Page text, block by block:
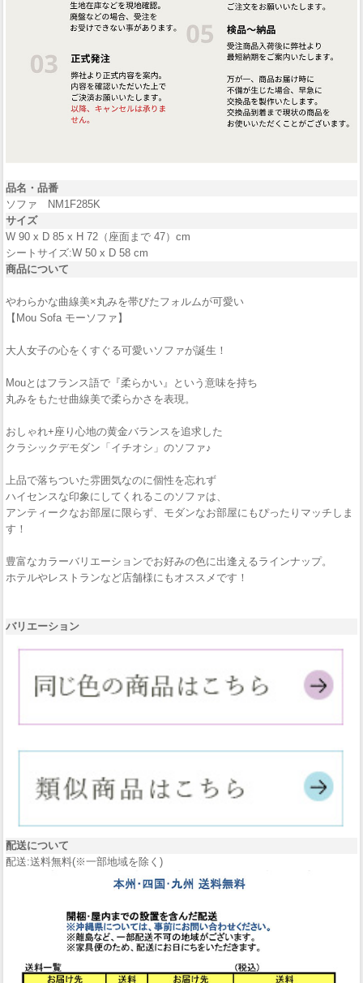
品名・品番
ソファ NM1F285K
サイズ
W 90 x D 85 x H 72（座面まで 47）cm
シートサイズ:W 50 x D 58 cm
商品について
やわらかな曲線美×丸みを帯びたフォルムが可愛い
【Mou Sofa モーソファ】
大人女子の心をくすぐる可愛いソファが誕生！
Mouとはフランス語で『柔らかい』という意味を持ち
丸みをもたせ曲線美で柔らかさを表現。
おしゃれ+座り心地の黄金バランスを追求した
クラシックデモダン「イチオシ」のソファ♪
上品で落ちついた雰囲気なのに個性を忘れず
ハイセンスな印象にしてくれるこのソファは、
アンティークなお部屋に限らず、モダンなお部屋にもぴったりマッチしま
す！
豊富なカラーバリエーションでお好みの色に出逢えるラインナップ。
ホテルやレストランなど店舗様にもオススメです！
バリエーション
配送について
配送:送料無料(※一部地域を除く)